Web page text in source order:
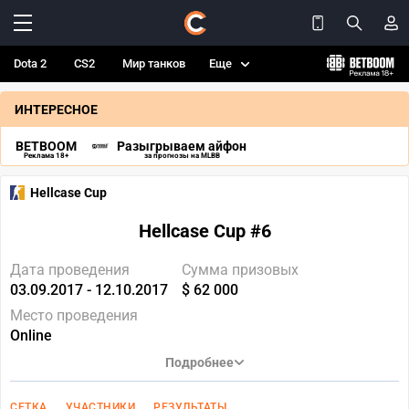
Dota 2 CS2 Мир танков Еще
ИНТЕРЕСНОЕ
BETBOOM
Реклама 18+
Разыгрываем айфон
за прогнозы на MLBB
Hellсase Cup
Hellcase Cup #6
Дата проведения
03.09.2017 - 12.10.2017
Сумма призовых
$ 62 000
Место проведения
Online
Подробнее